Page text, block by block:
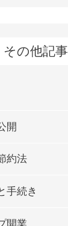
その他記事
開
約法
手続き